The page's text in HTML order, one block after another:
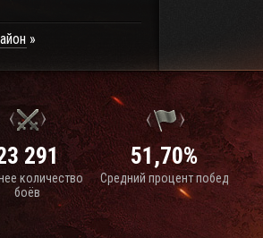
291
количество
боёв
51,70%
Средний процент побед